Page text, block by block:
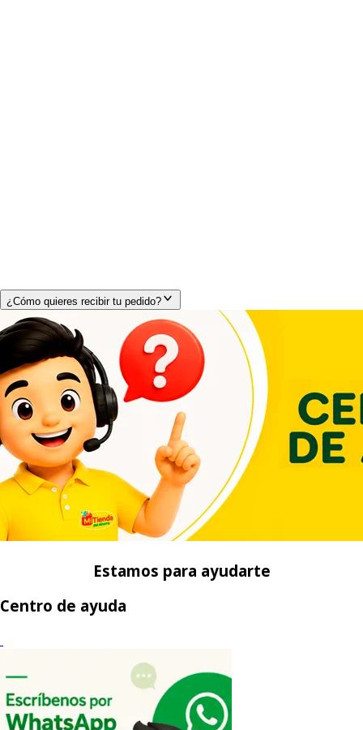
¿Cómo quieres recibir tu pedido?
Estamos para ayudarte
Centro de ayuda